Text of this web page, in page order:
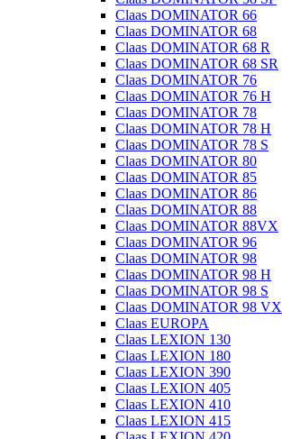
Claas DOMINATOR 66
Claas DOMINATOR 68
Claas DOMINATOR 68 R
Claas DOMINATOR 68 SR
Claas DOMINATOR 76
Claas DOMINATOR 76 H
Claas DOMINATOR 78
Claas DOMINATOR 78 H
Claas DOMINATOR 78 S
Claas DOMINATOR 80
Claas DOMINATOR 85
Claas DOMINATOR 86
Claas DOMINATOR 88
Claas DOMINATOR 88VX
Claas DOMINATOR 96
Claas DOMINATOR 98
Claas DOMINATOR 98 H
Claas DOMINATOR 98 S
Claas DOMINATOR 98 VX
Claas EUROPA
Claas LEXION 130
Claas LEXION 180
Claas LEXION 390
Claas LEXION 405
Claas LEXION 410
Claas LEXION 415